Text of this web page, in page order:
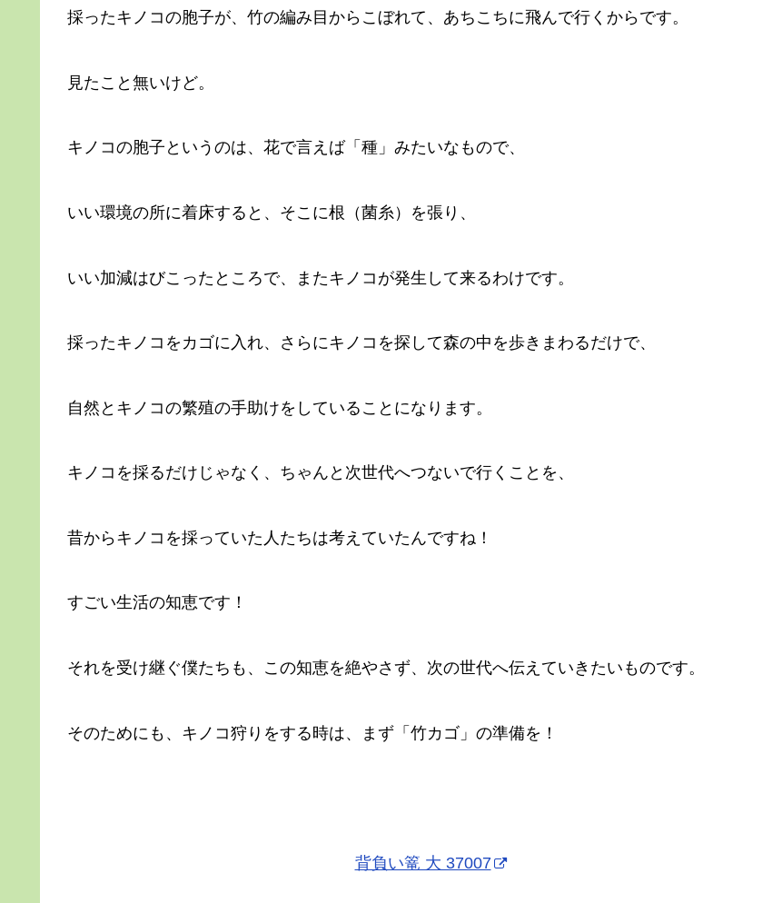
採ったキノコの胞子が、竹の編み目からこぼれて、あちこちに飛んで行くからです。
見たこと無いけど。
キノコの胞子というのは、花で言えば「種」みたいなもので、
いい環境の所に着床すると、そこに根（菌糸）を張り、
いい加減はびこったところで、またキノコが発生して来るわけです。
採ったキノコをカゴに入れ、さらにキノコを探して森の中を歩きまわるだけで、
自然とキノコの繁殖の手助けをしていることになります。
キノコを採るだけじゃなく、ちゃんと次世代へつないで行くことを、
昔からキノコを採っていた人たちは考えていたんですね！
すごい生活の知恵です！
それを受け継ぐ僕たちも、この知恵を絶やさず、次の世代へ伝えていきたいものです。
そのためにも、キノコ狩りをする時は、まず「竹カゴ」の準備を！
背負い篭 大 37007